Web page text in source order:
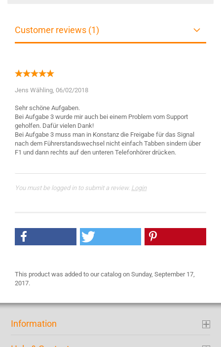
Customer reviews (1)
Jens Wähling, 06/02/2018
Sehr schöne Aufgaben.
Bei Aufgabe 3 wurde mir auch bei einem Problem vom Support
geholfen. Dafür vielen Dank!
Bei Aufgabe 3 muss man in Konstanz die Freigabe für das Signal
nach dem Führerstandswechsel nicht einfach Tabben sindern über
You must be logged in to submit a review. Login
This product was added to our catalog on Sunday, September 17,
2017.
Information